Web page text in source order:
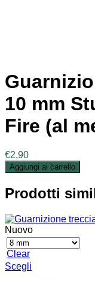
10 mm
Fire (al
€2,90
Aggiungi al carrello
Prodotti
Nuovo
Clear
Scegli